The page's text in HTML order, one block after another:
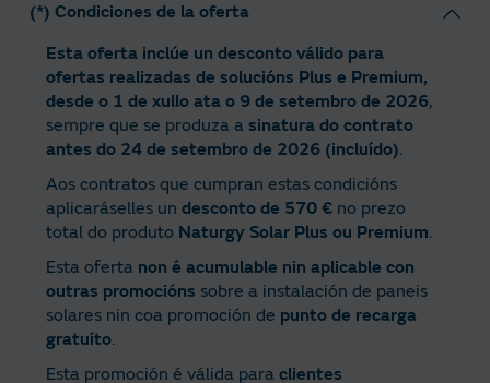
(*) Condiciones de la oferta
Esta oferta inclúe un desconto válido para
ofertas realizadas de solucións Plus e Premium,
desde o 1 de xullo ata o 9 de setembro de 2026,
sempre que se produza a sinatura do contrato
antes do 24 de setembro de 2026 (incluído).
Aos contratos que cumpran estas condicións
aplicaráselles un desconto de 570 €no prezo
total do produto Naturgy Solar Plus ou Premium.
Esta oferta non é acumulable nin aplicable con
outras promocións sobre a instalación de paneis
solares nin coa promoción de punto de recarga
gratuíto.
Esta promoción é válida para clientes